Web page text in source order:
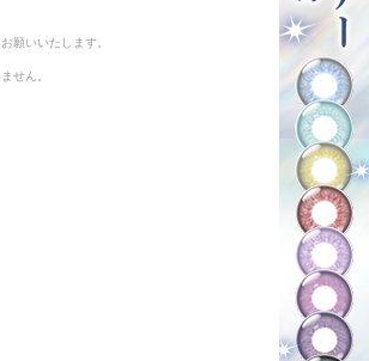
願いいたします。
せん。